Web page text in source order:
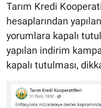
Tarım Kredi
hesaplarından
yorumlara kapalı
yapılan indirim
kapalı tutulması,